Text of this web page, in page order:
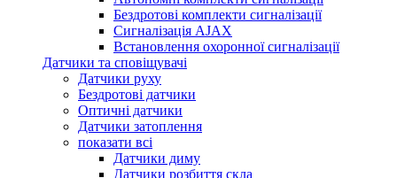
Бездротові комплекти сигналізації
Сигналізація AJAX
Встановлення охоронної сигналізації
Датчики та сповіщувачі
Датчики руху
Бездротові датчики
Оптичні датчики
Датчики затоплення
показати всі
Датчики диму
Датчики розбиття скла